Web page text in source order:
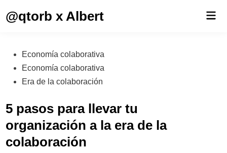
@qtorb x Albert
Publicado
en
Economía colaborativa
Economía colaborativa
Era de la colaboración
5 pasos para llevar tu
organización a la era de la
colaboración